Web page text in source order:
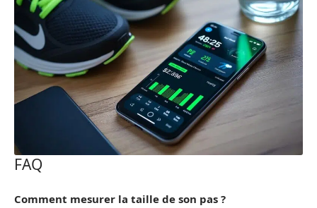
FAQ
Comment mesurer la taille de son pas ?